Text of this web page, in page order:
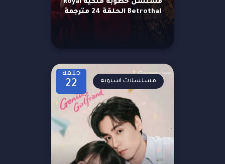
مسلسل خطوبة ملكية Royal
Betrothal الحلقة 24 مترجمة
حلقة
22 مسلسلات اسيوية